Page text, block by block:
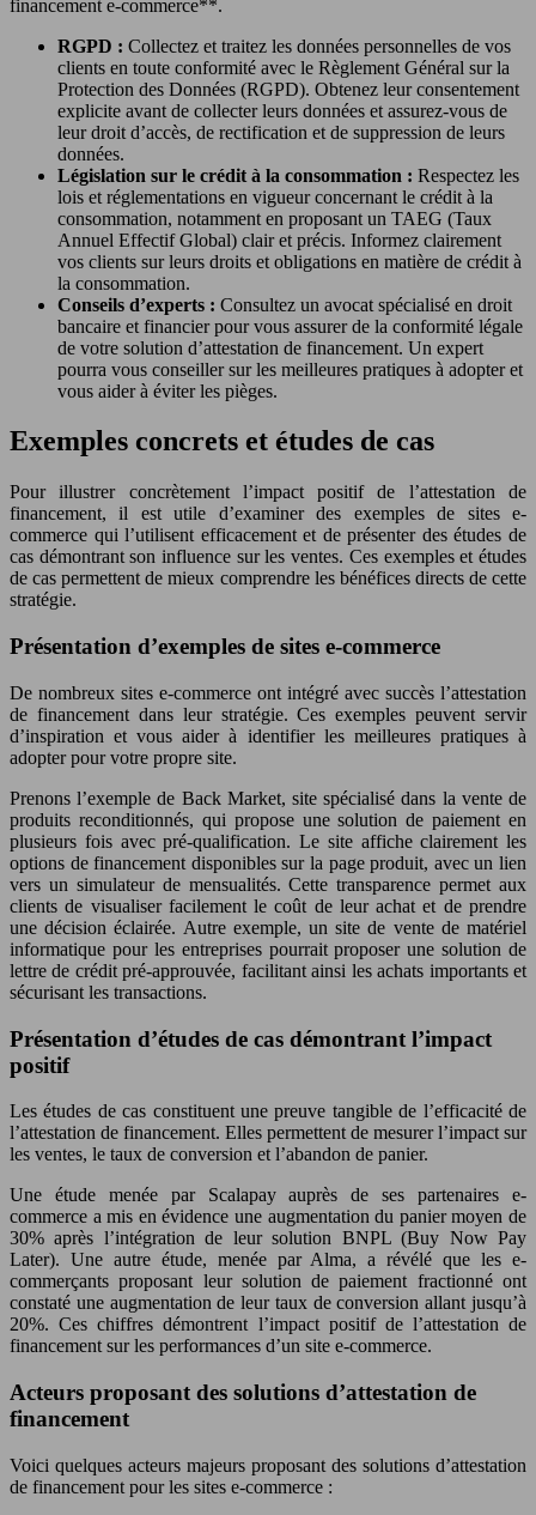
financement e-commerce**.
RGPD : Collectez et traitez les données personnelles de vos
clients en toute conformité avec le Règlement Général sur la
Protection des Données (RGPD). Obtenez leur consentement
explicite avant de collecter leurs données et assurez-vous de
leur droit d’accès, de rectification et de suppression de leurs
données.
Législation sur le crédit à la consommation : Respectez les
lois et réglementations en vigueur concernant le crédit à la
consommation, notamment en proposant un TAEG (Taux
Annuel Effectif Global) clair et précis. Informez clairement
vos clients sur leurs droits et obligations en matière de crédit à
la consommation.
Conseils d’experts : Consultez un avocat spécialisé en droit
bancaire et financier pour vous assurer de la conformité légale
de votre solution d’attestation de financement. Un expert
pourra vous conseiller sur les meilleures pratiques à adopter et
vous aider à éviter les pièges.
Exemples concrets et études de cas
Pour illustrer concrètement l’impact positif de l’attestation de
financement, il est utile d’examiner des exemples de sites e-
commerce qui l’utilisent efficacement et de présenter des études de
cas démontrant son influence sur les ventes. Ces exemples et études
de cas permettent de mieux comprendre les bénéfices directs de cette
stratégie.
Présentation d’exemples de sites e-commerce
De nombreux sites e-commerce ont intégré avec succès l’attestation
de financement dans leur stratégie. Ces exemples peuvent servir
d’inspiration et vous aider à identifier les meilleures pratiques à
adopter pour votre propre site.
Prenons l’exemple de Back Market, site spécialisé dans la vente de
produits reconditionnés, qui propose une solution de paiement en
plusieurs fois avec pré-qualification. Le site affiche clairement les
options de financement disponibles sur la page produit, avec un lien
vers un simulateur de mensualités. Cette transparence permet aux
clients de visualiser facilement le coût de leur achat et de prendre
une décision éclairée. Autre exemple, un site de vente de matériel
informatique pour les entreprises pourrait proposer une solution de
lettre de crédit pré-approuvée, facilitant ainsi les achats importants et
sécurisant les transactions.
Présentation d’études de cas démontrant l’impact
positif
Les études de cas constituent une preuve tangible de l’efficacité de
l’attestation de financement. Elles permettent de mesurer l’impact sur
les ventes, le taux de conversion et l’abandon de panier.
Une étude menée par Scalapay auprès de ses partenaires e-
commerce a mis en évidence une augmentation du panier moyen de
30% après l’intégration de leur solution BNPL (Buy Now Pay
Later). Une autre étude, menée par Alma, a révélé que les e-
commerçants proposant leur solution de paiement fractionné ont
constaté une augmentation de leur taux de conversion allant jusqu’à
20%. Ces chiffres démontrent l’impact positif de l’attestation de
financement sur les performances d’un site e-commerce.
Acteurs proposant des solutions d’attestation de
financement
Voici quelques acteurs majeurs proposant des solutions d’attestation
de financement pour les sites e-commerce :